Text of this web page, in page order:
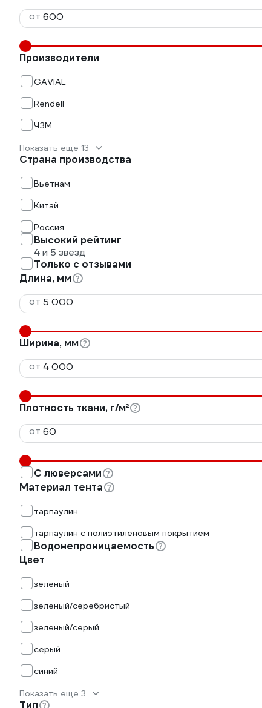
от
Производители
GAVIAL
Rendell
ЧЗМ
Показать еще 13
Страна производства
Вьетнам
Китай
Россия
Высокий рейтинг
4 и 5 звезд
Только с отзывами
Длина, мм
от
Ширина, мм
от
Плотность ткани, г/м²
от
С люверсами
Материал тента
тарпаулин
тарпаулин с полиэтиленовым покрытием
Водонепроницаемость
Цвет
зеленый
зеленый/серебристый
зеленый/серый
серый
синий
Показать еще 3
Тип